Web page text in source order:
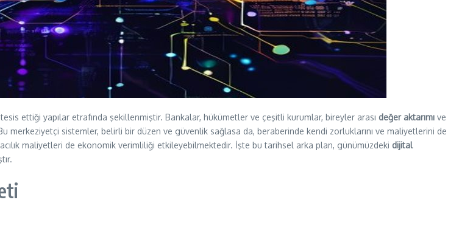
ettiği yapılar etrafında şekillenmiştir. Bankalar, hükümetler ve çeşitli kurumlar, bireyler arası değer aktarımı ve
merkeziyetçi sistemler, belirli bir düzen ve güvenlik sağlasa da, beraberinde kendi zorluklarını ve maliyetlerini de
maliyetleri de ekonomik verimliliği etkileyebilmektedir. İşte bu tarihsel arka plan, günümüzdeki dijital